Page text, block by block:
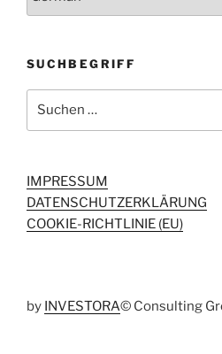
SUCHBEGRIFF
nach:
IMPRESSUM
DATENSCHUTZERKLÄRUNG
COOKIE-RICHTLINIE (EU)
by INVESTORA© Consulting